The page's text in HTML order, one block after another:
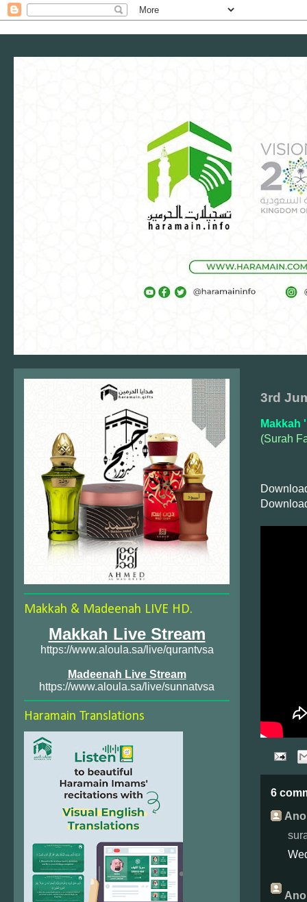
3rd
Makkah
(Surah
6
Makkah & Madeenah LIVE HD.
Makkah Live Stream
https://www.aloula.sa/live/qurantvsa
Madeenah Live Stream
https://www.aloula.sa/live/sunnatvsa
Haramain Translations